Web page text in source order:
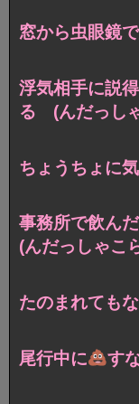
窓から虫眼鏡
浮気相手に説
る (んだっし
ちょうちょに
事務所で飲ん
(んだっしゃこ
たのまれても
尾行中に す